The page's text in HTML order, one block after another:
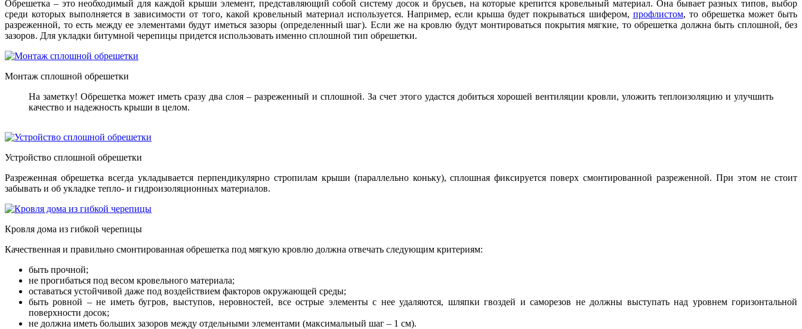
Обрешетка – это необходимый для каждой крыши элемент, представляющий собой систему досок и брусьев, на которые крепится кровельный материал. Она бывает разных типов, выбор
среди которых выполняется в зависимости от того, какой кровельный материал используется. Например, если крыша будет покрываться шифером, профлистом, то обрешетка может быть
разреженной, то есть между ее элементами будут иметься зазоры (определенный шаг). Если же на кровлю будут монтироваться покрытия мягкие, то обрешетка должна быть сплошной, без
зазоров. Для укладки битумной черепицы придется использовать именно сплошной тип обрешетки.
Монтаж сплошной обрешетки
На заметку! Обрешетка может иметь сразу два слоя – разреженный и сплошной. За счет этого удастся добиться хорошей вентиляции кровли, уложить теплоизоляцию и улучшить
качество и надежность крыши в целом.
Устройство сплошной обрешетки
Разреженная обрешетка всегда укладывается перпендикулярно стропилам крыши (параллельно коньку), сплошная фиксируется поверх смонтированной разреженной. При этом не стоит
забывать и об укладке тепло- и гидроизоляционных материалов.
Кровля дома из гибкой черепицы
Качественная и правильно смонтированная обрешетка под мягкую кровлю должна отвечать следующим критериям:
быть прочной;
не прогибаться под весом кровельного материала;
оставаться устойчивой даже под воздействием факторов окружающей среды;
быть ровной – не иметь бугров, выступов, неровностей, все острые элементы с нее удаляются, шляпки гвоздей и саморезов не должны выступать над уровнем горизонтальной
поверхности досок;
не должна иметь больших зазоров между отдельными элементами (максимальный шаг – 1 см).